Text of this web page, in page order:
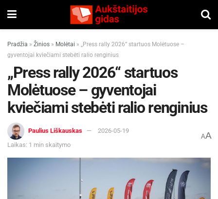
Pradžia » Žinios » Molėtai » „Press rally 2026“ startuos Molėtuose –
gyventojai kviečiami stebėti ralio renginius
„Press rally 2026“ startuos
Molėtuose – gyventojai
kviečiami stebėti ralio renginius
Paulius Liškauskas
2026-05-19
Laikas: 1 min skaitymo
AA